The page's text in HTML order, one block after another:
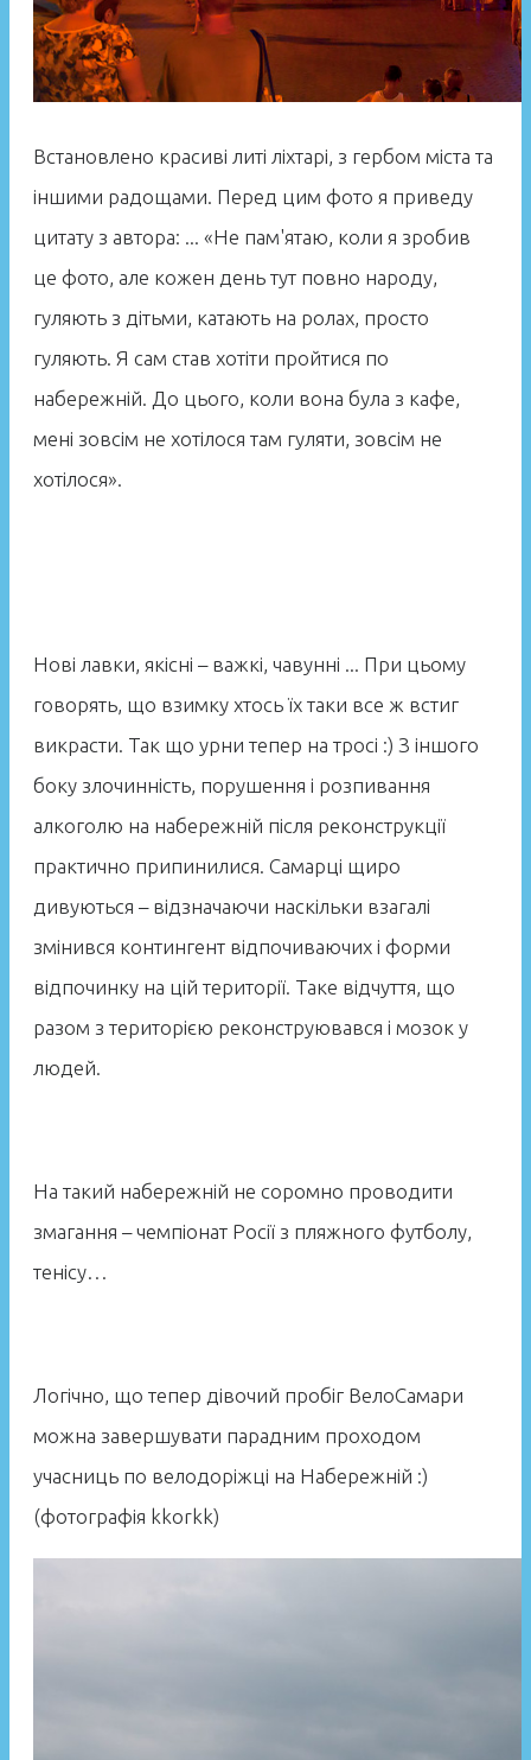
Встановлено красиві литі ліхтарі, з гербом міста та
іншими радощами. Перед цим фото я приведу
цитату з автора: ... «Не пам'ятаю, коли я зробив
це фото, але кожен день тут повно народу,
гуляють з дітьми, катають на ролах, просто
гуляють. Я сам став хотіти пройтися по
набережній. До цього, коли вона була з кафе,
мені зовсім не хотілося там гуляти, зовсім не
хотілося».
Нові лавки, якісні – важкі, чавунні ... При цьому
говорять, що взимку хтось їх таки все ж встиг
викрасти. Так що урни тепер на тросі :) З іншого
боку злочинність, порушення і розпивання
алкоголю на набережній після реконструкції
практично припинилися. Самарці щиро
дивуються – відзначаючи наскільки взагалі
змінився контингент відпочиваючих і форми
відпочинку на цій території. Таке відчуття, що
разом з територією реконструювався і мозок у
людей.
На такий набережній не соромно проводити
змагання – чемпіонат Росії з пляжного футболу,
тенісу…
Логічно, що тепер дівочий пробіг ВелоСамари
можна завершувати парадним проходом
учасниць по велодоріжці на Набережній :)
(фотографія kkorkk)